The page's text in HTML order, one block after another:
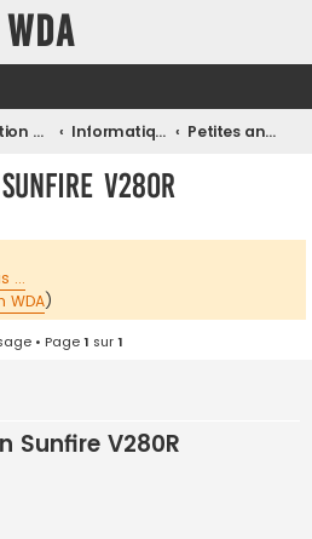
Préservation et Restauration du Patrimoine Numérique Informatique moderne et son environnement Petites annonces Informatique générales
V280R
...
WDA)
• Page1 sur1
Sunfire V280R